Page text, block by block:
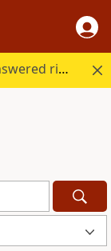
Every question Bible study raises, answered right here.